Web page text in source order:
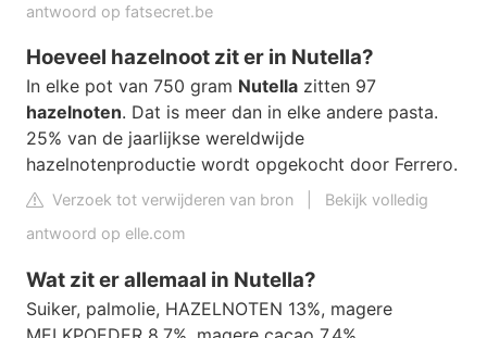
antwoord op fatsecret.be
Hoeveel hazelnoot zit er in Nutella?
In elke pot van 750 gram Nutella zitten 97
hazelnoten. Dat is meer dan in elke andere pasta.
25% van de jaarlijkse wereldwijde
hazelnotenproductie wordt opgekocht door Ferrero.
Verzoek tot verwijderen van bron
Bekijk volledig
antwoord op elle.com
Wat zit er allemaal in Nutella?
Suiker, palmolie, HAZELNOTEN 13%, magere